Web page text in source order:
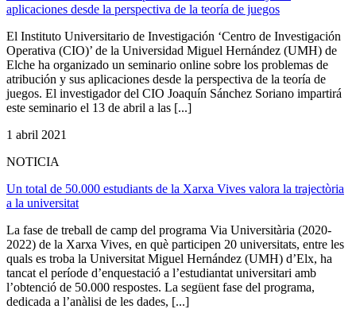
aplicaciones desde la perspectiva de la teoría de juegos
El Instituto Universitario de Investigación ‘Centro de Investigación
Operativa (CIO)’ de la Universidad Miguel Hernández (UMH) de
Elche ha organizado un seminario online sobre los problemas de
atribución y sus aplicaciones desde la perspectiva de la teoría de
juegos. El investigador del CIO Joaquín Sánchez Soriano impartirá
este seminario el 13 de abril a las [...]
1 abril 2021
NOTICIA
Un total de 50.000 estudiants de la Xarxa Vives valora la trajectòria
a la universitat
La fase de treball de camp del programa Via Universitària (2020-
2022) de la Xarxa Vives, en què participen 20 universitats, entre les
quals es troba la Universitat Miguel Hernández (UMH) d’Elx, ha
tancat el període d’enquestació a l’estudiantat universitari amb
l’obtenció de 50.000 respostes. La següent fase del programa,
dedicada a l’anàlisi de les dades, [...]